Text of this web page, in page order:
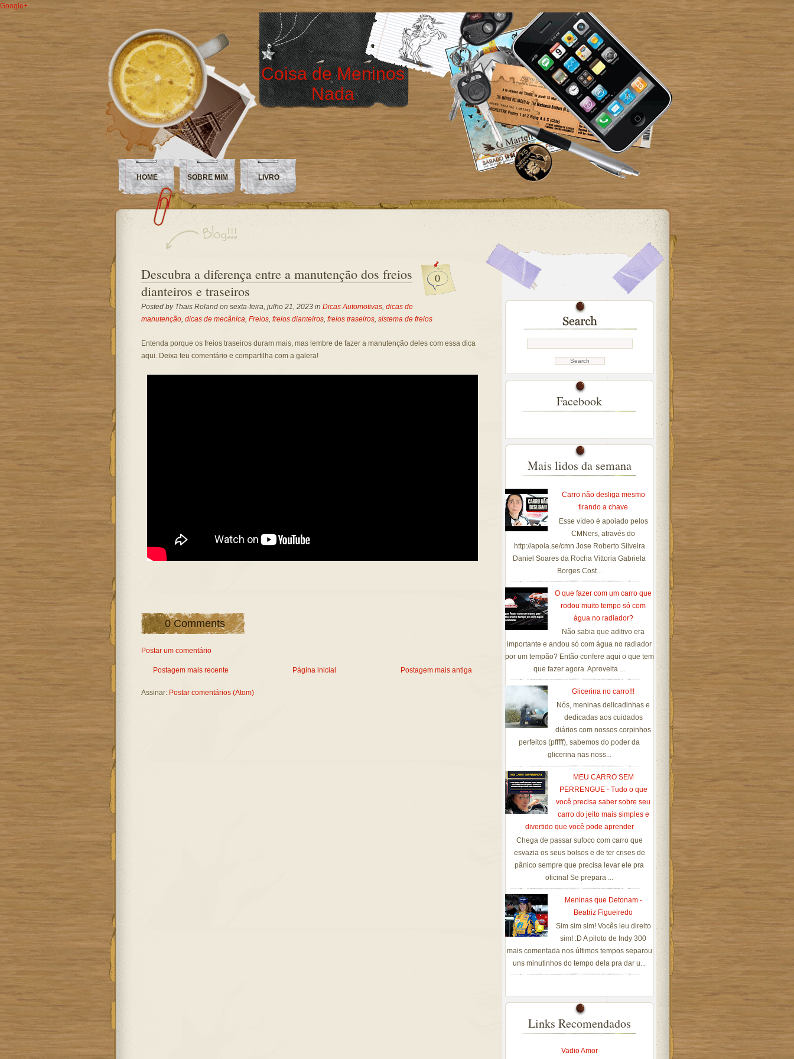
Google+
Coisa de Meninos
Nada
HOME SOBRE MIM LIVRO
0
Descubra a diferença entre a manutenção dos freios
dianteiros e traseiros
Posted by Thais Rolandon sexta-feira, julho 21, 2023 in Dicas Automotivas, dicas de
manutenção, dicas de mecânica, Freios, freios dianteiros, freios traseiros, sistema de freios
Entenda porque os freios traseiros duram mais, mas lembre de fazer a manutenção deles com essa dica
aqui. Deixa teu comentário e compartilha com a galera!
0 Comments
Postar um comentário
Postagem mais recente Postagem mais antiga
Página inicial
Assinar: Postar comentários (Atom)
Facebook
Mais lidos da semana
Carro não desliga mesmo
tirando a chave
Esse vídeo é apoiado pelos
CMNers, através do
http://apoia.se/cmn Jose Roberto Silveira
Daniel Soares da Rocha Vittoria Gabriela
Borges Cost...
O que fazer com um carro que
rodou muito tempo só com
água no radiador?
Não sabia que aditivo era
importante e andou só com água no radiador
por um tempão? Então confere aqui o que tem
que fazer agora. Aproveita ...
Glicerina no carro!!!
Nós, meninas delicadinhas e
dedicadas aos cuidados
diários com nossos corpinhos
perfeitos (pfffff), sabemos do poder da
glicerina nas noss...
MEU CARRO SEM
PERRENGUE - Tudo o que
você precisa saber sobre seu
carro do jeito mais simples e
divertido que você pode aprender
Chega de passar sufoco com carro que
esvazia os seus bolsos e de ter crises de
pânico sempre que precisa levar ele pra
oficina! Se prepara ...
Meninas que Detonam -
Beatriz Figueiredo
Sim sim sim! Vocês leu direito
sim! :D A piloto de Indy 300
mais comentada nos últimos tempos separou
uns minutinhos do tempo dela pra dar u...
Links Recomendados
Vadio Amor